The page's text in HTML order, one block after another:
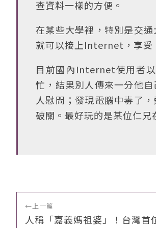
查資料一樣的方便。
在某些大學裡，特別是交
就可以接上Internet，享受
目前國內Internet使用者
忙，結果別人傳來一分他
人慰問；發現電腦中毒了
破關。最好玩的是某位仁兄
←上一篇
人稱「嘉義媽祖婆」！台灣首